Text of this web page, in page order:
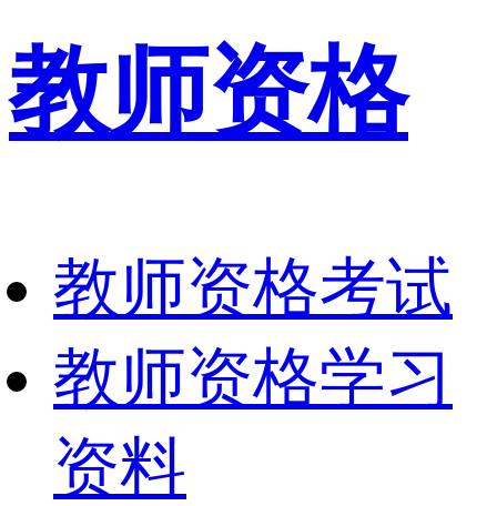
教师资格
教师资格考试
教师资格学习
资料